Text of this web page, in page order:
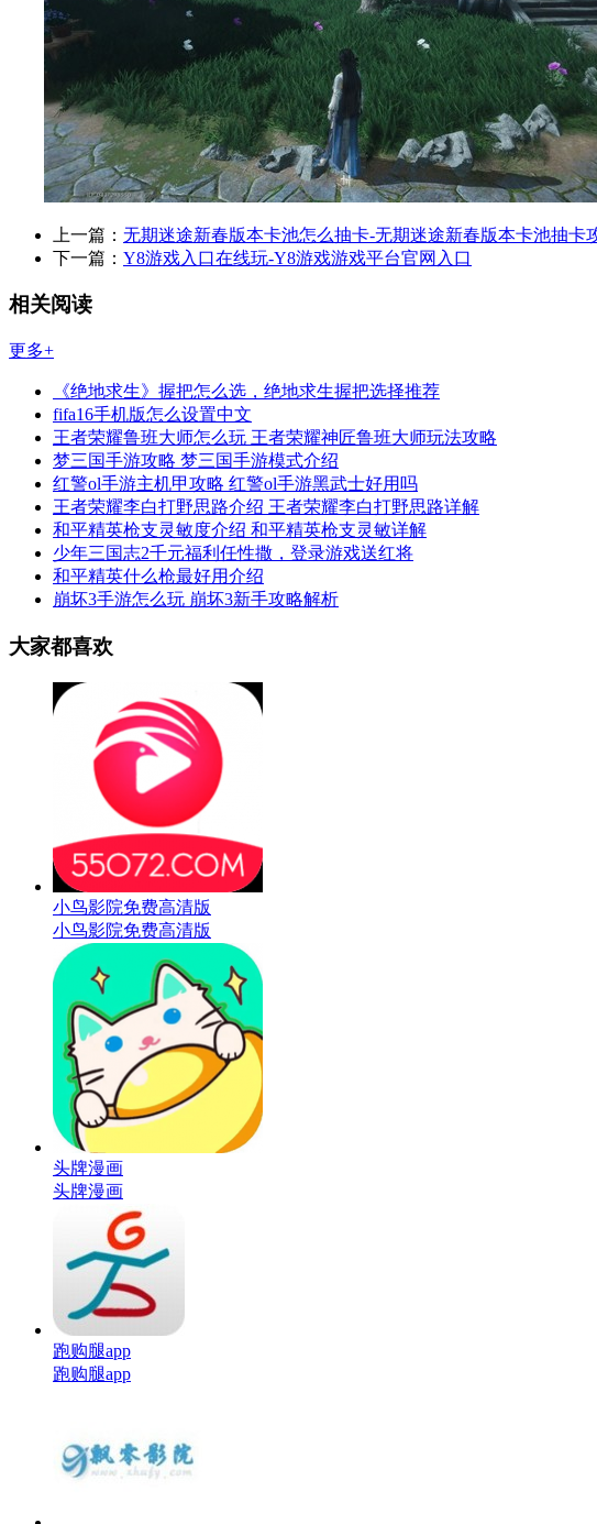
上一篇： 无期迷途新春版本卡池怎么抽卡-无期迷途新春版本卡池抽卡
下一篇： Y8游戏入口在线玩-Y8游戏游戏平台官网入口
相关阅读
更多+
《绝地求生》握把怎么选，绝地求生握把选择推荐
fifa16手机版怎么设置中文
王者荣耀鲁班大师怎么玩 王者荣耀神匠鲁班大师玩法攻略
梦三国手游攻略 梦三国手游模式介绍
红警ol手游主机甲攻略 红警ol手游黑武士好用吗
王者荣耀李白打野思路介绍 王者荣耀李白打野思路详解
和平精英枪支灵敏度介绍 和平精英枪支灵敏详解
少年三国志2千元福利任性撒，登录游戏送红将
和平精英什么枪最好用介绍
崩坏3手游怎么玩 崩坏3新手攻略解析
大家都喜欢
小鸟影院免费高清版
小鸟影院免费高清版
头牌漫画
头牌漫画
跑购腿app
跑购腿app